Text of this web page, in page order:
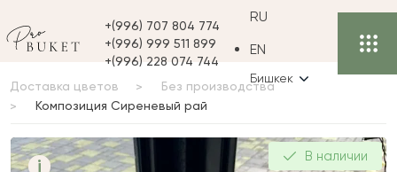
+(996) 707 804 774
+(996) 999 511 899
+(996) 228 074 744
RU
EN
Бишкек
Доставка цветов
Без производства
Композиция Сиреневый рай
i
Сиреневый
В наличии